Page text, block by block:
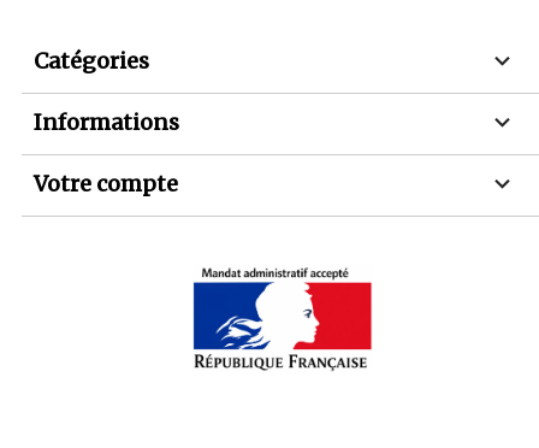
Catégories 
Informations 
Votre compte 